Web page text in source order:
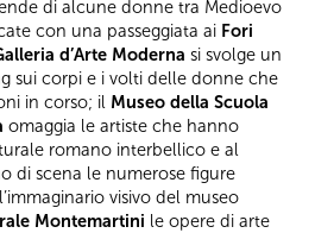
di alcune donne tra Medioevo
con una passeggiata ai Fori
d’Arte Moderna si svolge un
sui corpi e i volti delle donne che
in corso; il Museo della Scuola
omaggia le artiste che hanno
romano interbellico e al
di scena le numerose figure
visivo del museo
Montemartini le opere di arte